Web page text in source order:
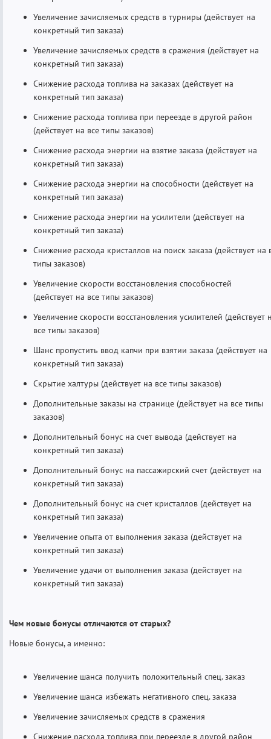
Увеличение зачисляемых средств в турниры (действует на
конкретный тип заказа)
Увеличение зачисляемых средств в сражения (действует на
конкретный тип заказа)
Снижение расхода топлива на заказах (действует на
конкретный тип заказа)
Снижение расхода топлива при переезде в другой район
(действует на все типы заказов)
Снижение расхода энергии на взятие заказа (действует на
конкретный тип заказа)
Снижение расхода энергии на способности (действует на
конкретный тип заказа)
Снижение расхода энергии на усилители (действует на
конкретный тип заказа)
Снижение расхода кристаллов на поиск заказа (действует на
типы заказов)
Увеличение скорости восстановления способностей
(действует на все типы заказов)
Увеличение скорости восстановления усилителей (действует
все типы заказов)
Шанс пропустить ввод капчи при взятии заказа (действует на
конкретный тип заказа)
Скрытие халтуры (действует на все типы заказов)
Дополнительные заказы на странице (действует на все типы
заказов)
Дополнительный бонус на счет вывода (действует на
конкретный тип заказа)
Дополнительный бонус на пассажирский счет (действует на
конкретный тип заказа)
Дополнительный бонус на счет кристаллов (действует на
конкретный тип заказа)
Увеличение опыта от выполнения заказа (действует на
конкретный тип заказа)
Увеличение удачи от выполнения заказа (действует на
конкретный тип заказа)
Чем новые бонусы отличаются от старых?
Новые бонусы, а именно:
Увеличение шанса получить положительный спец. заказ
Увеличение шанса избежать негативного спец. заказа
Увеличение зачисляемых средств в сражения
Снижение расхода топлива при переезде в другой район